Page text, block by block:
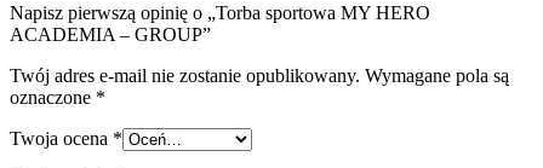
Napisz pierwszą opinię o „Torba sportowa MY HERO
ACADEMIA – GROUP”
Twój adres e-mail nie zostanie opublikowany. Wymagane pola są
oznaczone *
Twoja ocena *